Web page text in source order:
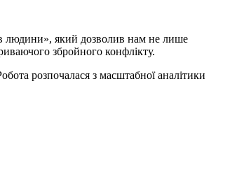
людини», який дозволив нам не лише
збройного конфлікту.
розпочалася з масштабної аналітики